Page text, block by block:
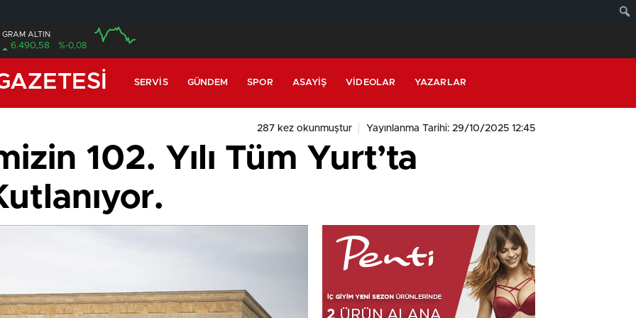
GRAM ALTIN
6.490,58 %-0,08
12:00
SERVIS GÜNDEM SPOR ASAYIŞ VIDEOLAR YAZARLAR
287 kez okunmuştur Yayınlanma Tarihi: 29/10/2025 12:45
102. Yılı Tüm Yurt’ta